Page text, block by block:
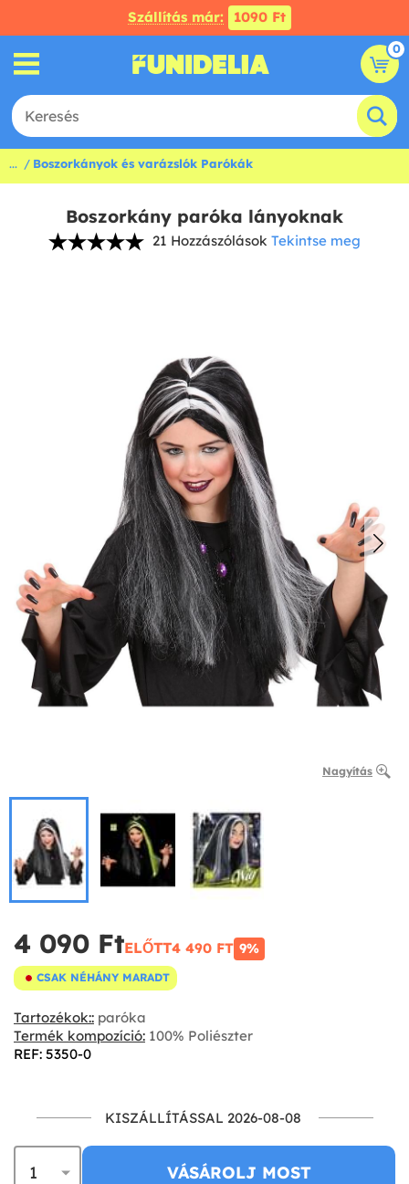
Szállítás már: 1090 Ft
0
... Boszorkányok és varázslók Parókák
Boszorkány paróka lányoknak
21 Hozzászólások Tekintse meg
Nagyítás
4 090 Ft‎ELŐTT4 490 FT‎ 9%
CSAK NÉHÁNY MARADT
Tartozékok:: paróka
Termék kompozíció: 100% Poliészter
REF: 5350-0
KISZÁLLÍTÁSSAL 2026-08-08
VÁSÁROLJ MOST